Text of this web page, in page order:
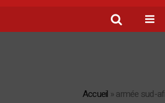
Accueil »armée sud-